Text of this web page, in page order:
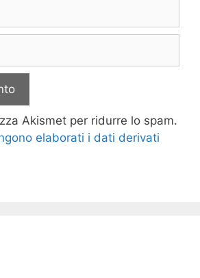
Akismet per ridurre lo spam.
elaborati i dati derivati